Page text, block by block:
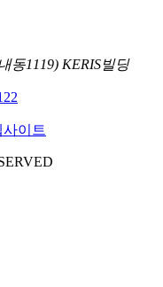
동1119) KERIS빌딩